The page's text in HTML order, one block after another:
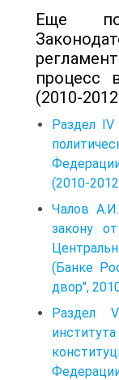
Еще
процесс
(2010-
Раздел
(2010-2012
Чалов
закону
(Банке
двор",
Раздел